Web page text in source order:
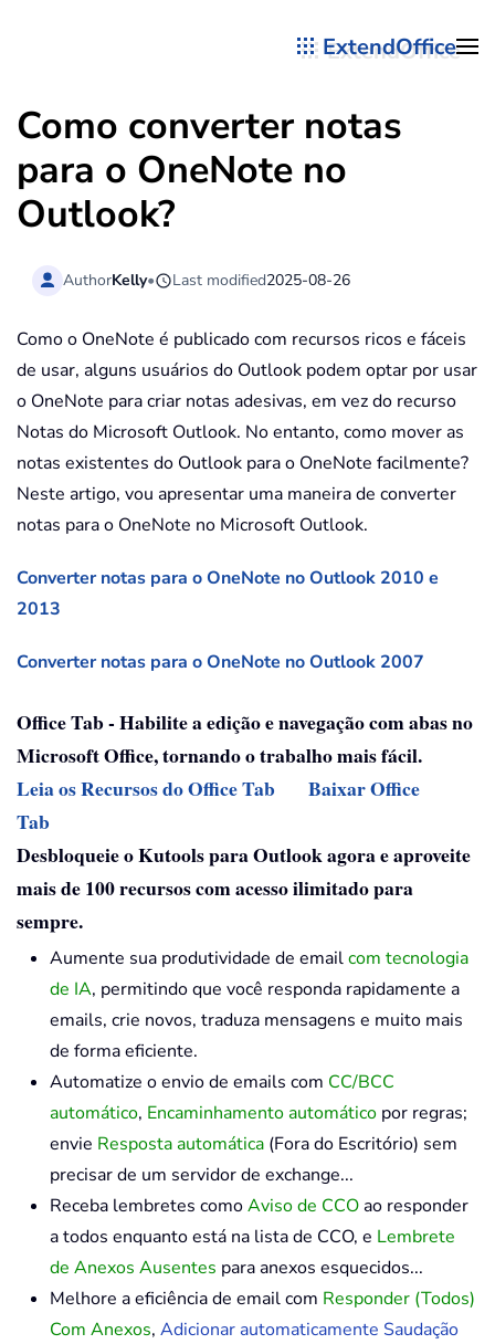
ExtendOffice
Como converter notas
para o OneNote no
Outlook?
AuthorKelly• Last modified2025-08-26
Como o OneNote é publicado com recursos ricos e fáceis
de usar, alguns usuários do Outlook podem optar por usar
o OneNote para criar notas adesivas, em vez do recurso
Notas do Microsoft Outlook. No entanto, como mover as
notas existentes do Outlook para o OneNote facilmente?
Neste artigo, vou apresentar uma maneira de converter
notas para o OneNote no Microsoft Outlook.
Converter notas para o OneNote no Outlook 2010 e
2013
Converter notas para o OneNote no Outlook 2007
Office Tab - Habilite a edição e navegação com abas no
Microsoft Office, tornando o trabalho mais fácil.
Leia os Recursos do Office Tab
Baixar Office
Tab
Desbloqueie o Kutools para Outlook agora e aproveite
mais de 100 recursos com acesso ilimitado para
sempre.
Aumente sua produtividade de emailcom tecnologia
de IA, permitindo que você responda rapidamente a
emails, crie novos, traduza mensagens e muito mais
de forma eficiente.
Automatize o envio de emails com CC/BCC
automático, Encaminhamento automático por regras;
envie Resposta automática (Fora do Escritório) sem
precisar de um servidor de exchange...
Receba lembretes comoAviso de CCOao responder
a todos enquanto está na lista de CCO, e Lembrete
de Anexos Ausentes para anexos esquecidos...
Melhore a eficiência de email com Responder (Todos)
Com Anexos, Adicionar automaticamente Saudação